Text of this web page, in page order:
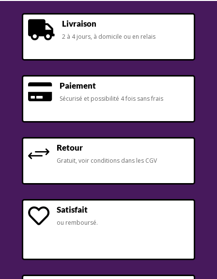
 Livraison
2 à 4 jours, à domicile ou en relais
 Paiement
Sécurisé et possibilité 4 fois sans frais
+ Retour
Gratuit, voir conditions dans les CGV
 Satisfait
ou remboursé.